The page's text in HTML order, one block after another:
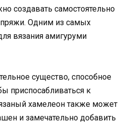
создавать самостоятельно
Одним из самых
вязания амигуруми
существо, способное
приспосабливаться к
хамелеон также может
и замечательно добавить